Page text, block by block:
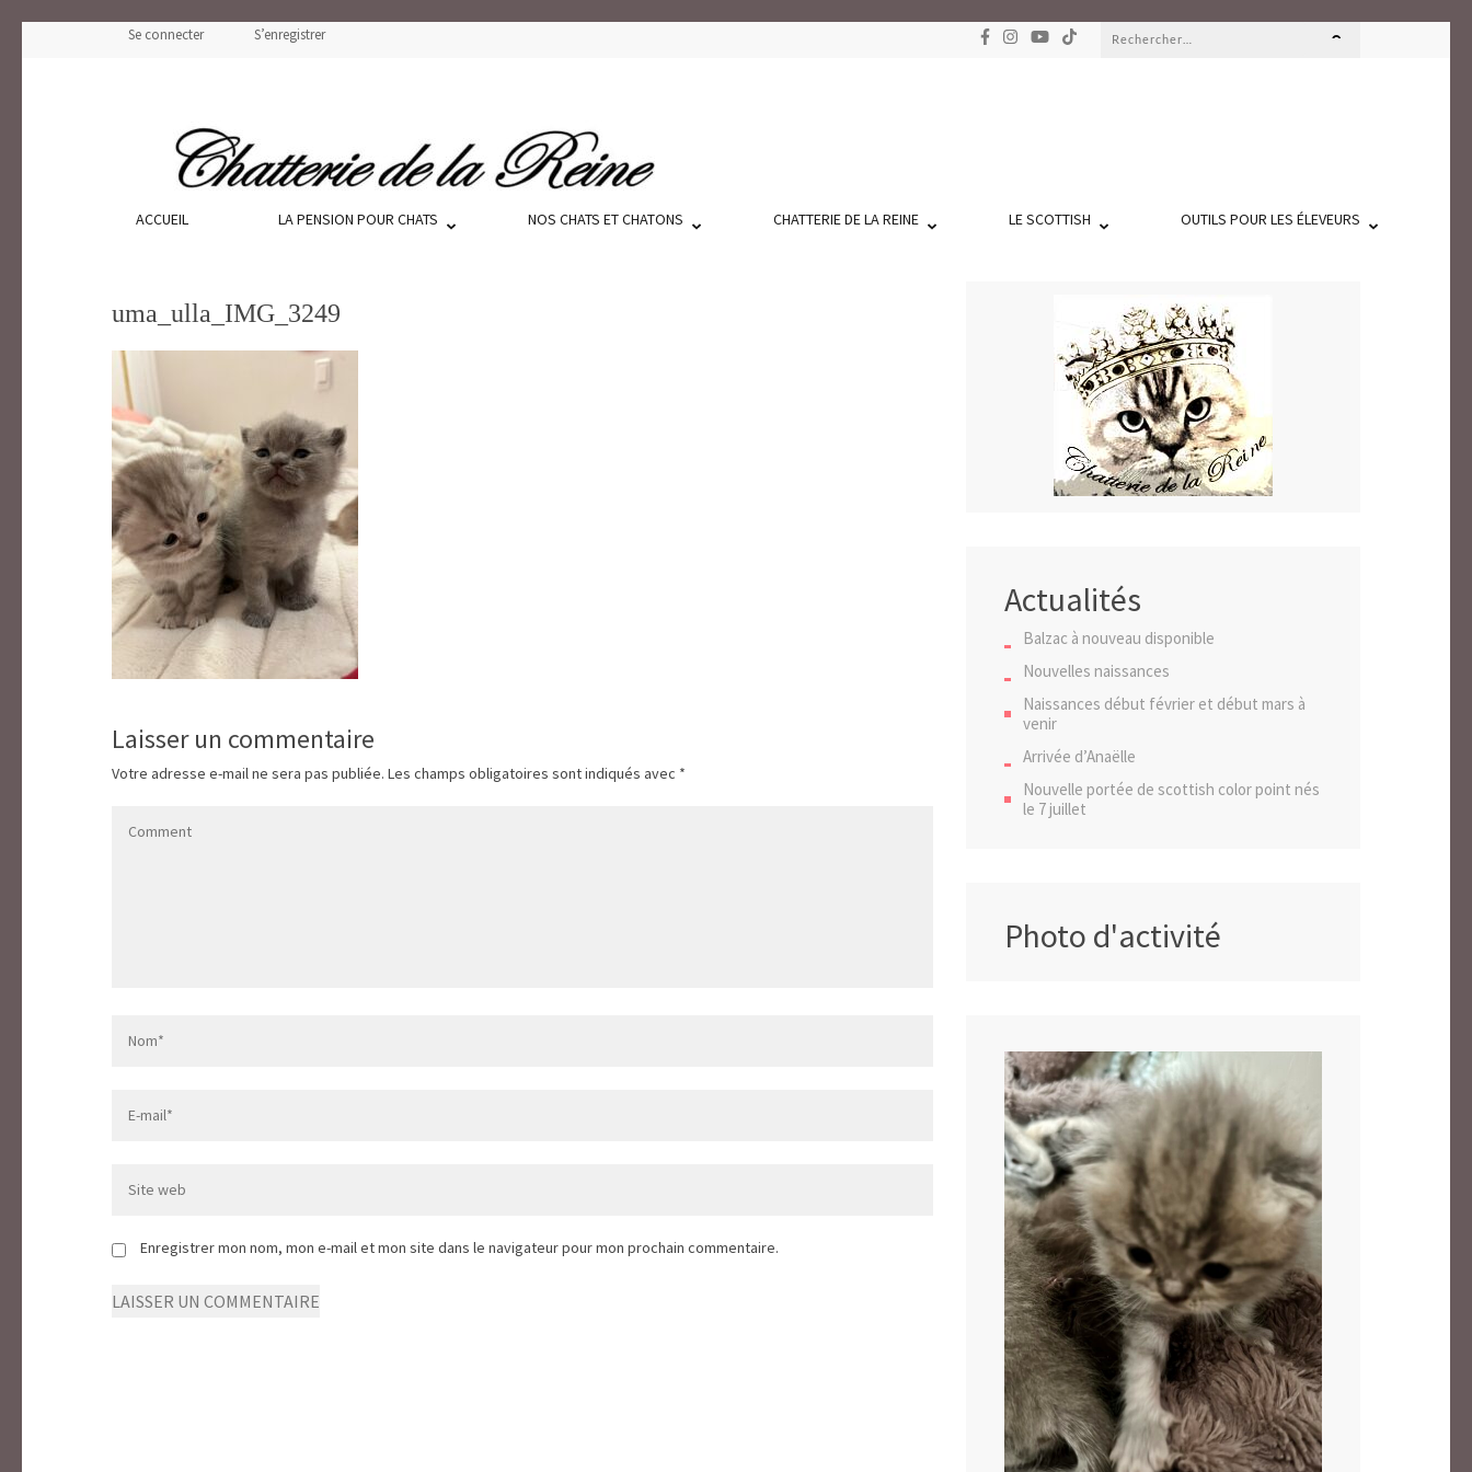
Se connecter S’enregistrer Rechercher :
ACCUEIL LA PENSION POUR CHATS NOS CHATS ET CHATONS CHATTERIE DE LA REINE LE SCOTTISH OUTILS POUR LES ÉLEVEURS
uma_ulla_IMG_3249
Laisser un commentaire
Votre adresse e-mail ne sera pas publiée. Les champs obligatoires sont indiqués avec *
web
Enregistrer mon nom, mon e-mail et mon site dans le navigateur pour mon prochain commentaire.
Actualités
Balzac à nouveau disponible
Nouvelles naissances
Naissances début février et début mars à
venir
Arrivée d’Anaëlle
Nouvelle portée de scottish color point nés
le 7 juillet
Photo d'activité